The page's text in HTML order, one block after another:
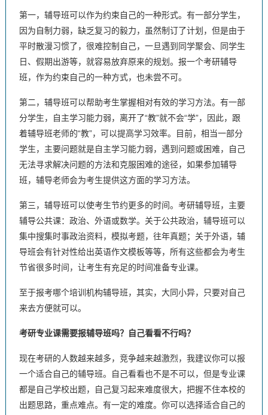
第一，辅导班可以作为约束自己的一种形式。有一部分学生，
因为自制力弱，缺乏复习的毅力，虽然制订了计划，但是由于
平时散漫习惯了，很难控制自己，一旦遇到同学聚会、同学生
日、假期出游等，就容易放弃原来的规划。报一个考研辅导
班，作为约束自己的一种方式，也未尝不可。
第二，辅导班可以帮助考生掌握相对有效的学习方法。有一部
分学生，自主学习能力弱，离开了“教”就不会“学”，因此，跟
着辅导班老师的“教”，可以提高学习效率。目前，相当一部分
学生，主要问题就是自主学习能力弱，遇到问题或困难，自己
无法寻求解决问题的方法和克服困难的途径，如果参加辅导
班，辅导老师会为考生提供这方面的学习方法。
第三，辅导班可以使考生节约更多的时间。考研辅导班，主要
辅导公共课：政治、外语或数学。关于公共政治，辅导班可以
集中搜集时事政治资料，模拟考题，往年真题；关于外语，辅
导班会有针对性给出英语作文模板等等，所有这些都会为考生
节省很多时间，让考生有充足的时间准备专业课。
至于报考哪个培训机构辅导班，其实，大同小异，只要对自己
来去方便就可以。
考研专业课需要报辅导班吗？自己看看不行吗？
现在考研的人数越来越多，竞争越来越激烈，我建议你可以报
一个适合自己的辅导班。自己看看也不是不可以，但是专业课
都是自己学校出题，自己复习起来难度很大，把握不住本校的
出题思路，重点难点。有一定的难度。你可以选择适合自己的